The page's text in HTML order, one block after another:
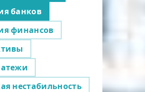
банков
финансов
нестабильность